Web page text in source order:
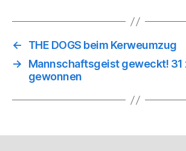
←
THE DOGS beim Kerweumzug
→
Mannschaftsgeist geweckt! 31
gewonnen